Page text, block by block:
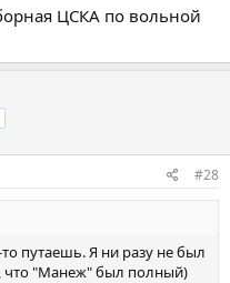
ЦСКА по вольной
#28
путаешь. Я ни разу не был
что "Манеж" был полный)